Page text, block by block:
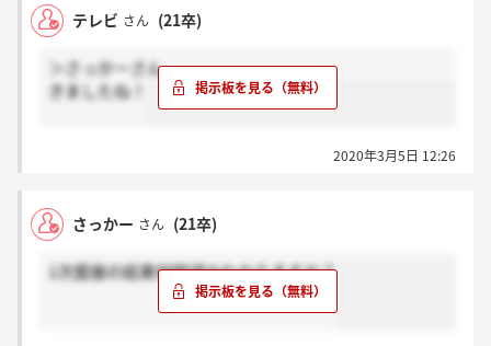
テレビ さん (21卒)
＞さっかーさん
きましたね！
2020年3月5日 12:26
さっかー さん (21卒)
1次面接の結果何時頃かわかりますか？